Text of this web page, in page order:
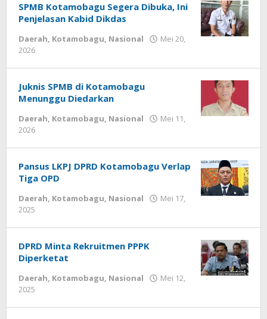
SPMB Kotamobagu Segera Dibuka, Ini
Penjelasan Kabid Dikdas
Daerah, Kotamobagu, Nasional
Mei 20,
2026
Juknis SPMB di Kotamobagu
Menunggu Diedarkan
Daerah, Kotamobagu, Nasional
Mei 11,
2026
Pansus LKPJ DPRD Kotamobagu Verlap
Tiga OPD
Daerah, Kotamobagu, Nasional
Mei 17,
2025
DPRD Minta Rekruitmen PPPK
Diperketat
Daerah, Kotamobagu, Nasional
Mei 12,
2025